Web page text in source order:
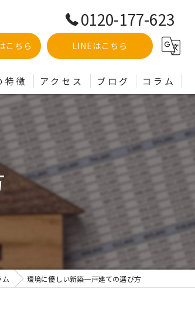
0120-177-623
こちら LINEはこちら
特徴 アクセス ブログ コラム
ム 環境に優しい新築一戸建ての選び方